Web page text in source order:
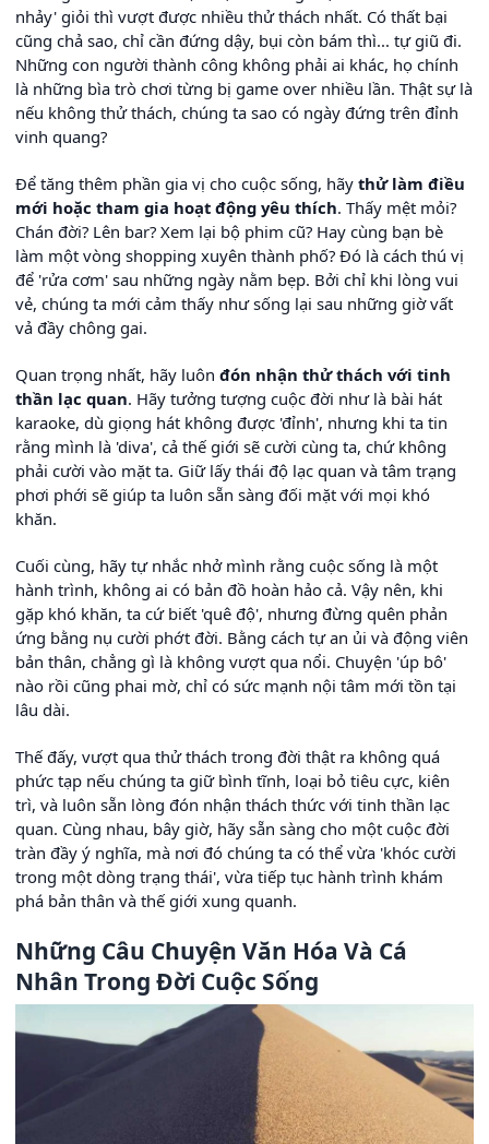
nhảy' giỏi thì vượt được nhiều thử thách nhất. Có thất bại
cũng chả sao, chỉ cần đứng dậy, bụi còn bám thì... tự giũ đi.
Những con người thành công không phải ai khác, họ chính
là những bìa trò chơi từng bị game over nhiều lần. Thật sự là
nếu không thử thách, chúng ta sao có ngày đứng trên đỉnh
vinh quang?
Để tăng thêm phần gia vị cho cuộc sống, hãy thử làm điều
mới hoặc tham gia hoạt động yêu thích. Thấy mệt mỏi?
Chán đời? Lên bar? Xem lại bộ phim cũ? Hay cùng bạn bè
làm một vòng shopping xuyên thành phố? Đó là cách thú vị
để 'rửa cơm' sau những ngày nằm bẹp. Bởi chỉ khi lòng vui
vẻ, chúng ta mới cảm thấy như sống lại sau những giờ vất
vả đầy chông gai.
Quan trọng nhất, hãy luôn đón nhận thử thách với tinh
thần lạc quan. Hãy tưởng tượng cuộc đời như là bài hát
karaoke, dù giọng hát không được 'đỉnh', nhưng khi ta tin
rằng mình là 'diva', cả thế giới sẽ cười cùng ta, chứ không
phải cười vào mặt ta. Giữ lấy thái độ lạc quan và tâm trạng
phơi phới sẽ giúp ta luôn sẵn sàng đối mặt với mọi khó
khăn.
Cuối cùng, hãy tự nhắc nhở mình rằng cuộc sống là một
hành trình, không ai có bản đồ hoàn hảo cả. Vậy nên, khi
gặp khó khăn, ta cứ biết 'quê độ', nhưng đừng quên phản
ứng bằng nụ cười phớt đời. Bằng cách tự an ủi và động viên
bản thân, chẳng gì là không vượt qua nổi. Chuyện 'úp bô'
nào rồi cũng phai mờ, chỉ có sức mạnh nội tâm mới tồn tại
lâu dài.
Thế đấy, vượt qua thử thách trong đời thật ra không quá
phức tạp nếu chúng ta giữ bình tĩnh, loại bỏ tiêu cực, kiên
trì, và luôn sẵn lòng đón nhận thách thức với tinh thần lạc
quan. Cùng nhau, bây giờ, hãy sẵn sàng cho một cuộc đời
tràn đầy ý nghĩa, mà nơi đó chúng ta có thể vừa 'khóc cười
trong một dòng trạng thái', vừa tiếp tục hành trình khám
phá bản thân và thế giới xung quanh.
Những Câu Chuyện Văn Hóa Và Cá
Nhân Trong Đời Cuộc Sống